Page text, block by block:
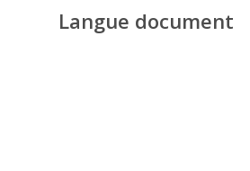
Langue document